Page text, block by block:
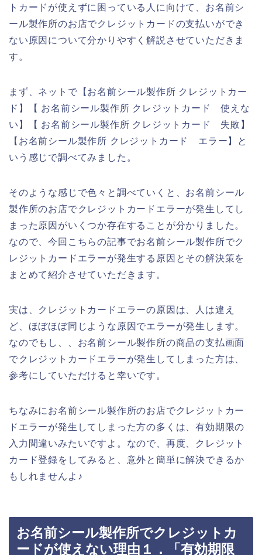
トカードが使えずに困っている人に向けて、お名前シ
ール製作所のお店でクレジットカードの支払いができ
ない原因について分かりやすく解説させていただきま
す。
まず、ネットで【お名前シール製作所 クレジットカー
ド】【 お名前シール製作所 クレジットカード 使えな
い】【 お名前シール製作所 クレジットカード 失敗】
【お名前シール製作所 クレジットカード エラー】と
いう感じで調べてみました。
そのような感じで色々と調べていくと、お名前シール
製作所のお店でクレジットカードエラーが発生してし
まった原因がいくつか存在することが分かりました。
なので、今回こちらの記事でお名前シール製作所でク
レジットカードエラーが発生する原因とその解決策を
まとめて紹介させていただきます。
実は、クレジットカードエラーの原因は、人は違え
ど、ほぼほぼ同じような原因でエラーが発生します。
なのでもし、、お名前シール製作所の商品の支払画面
でクレジットカードエラーが発生してしまった方は、
参考にしていただけると幸いです。
ちなみにお名前シール製作所のお店でクレジットカー
ドエラーが発生してしまった方の多くは、有効期限の
入力間違いみたいですよ。なので、再度、クレジット
カード登録をしてみると、意外と簡単に解決できるか
もしれませんよ♪
お名前シール製作所でクレジットカ
ードが使えない理由１．「有効期限